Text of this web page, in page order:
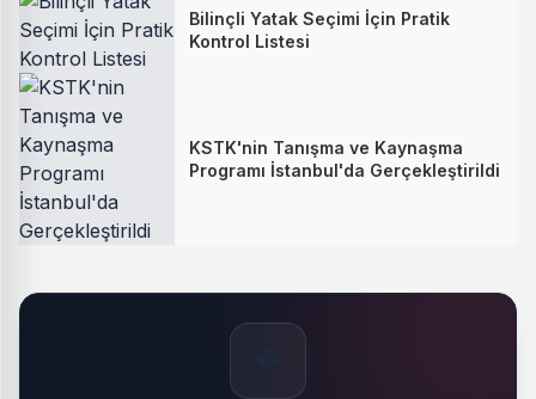
Bilinçli Yatak Seçimi İçin Pratik
Kontrol Listesi
KSTK'nin Tanışma ve Kaynaşma
Programı İstanbul'da Gerçekleştirildi